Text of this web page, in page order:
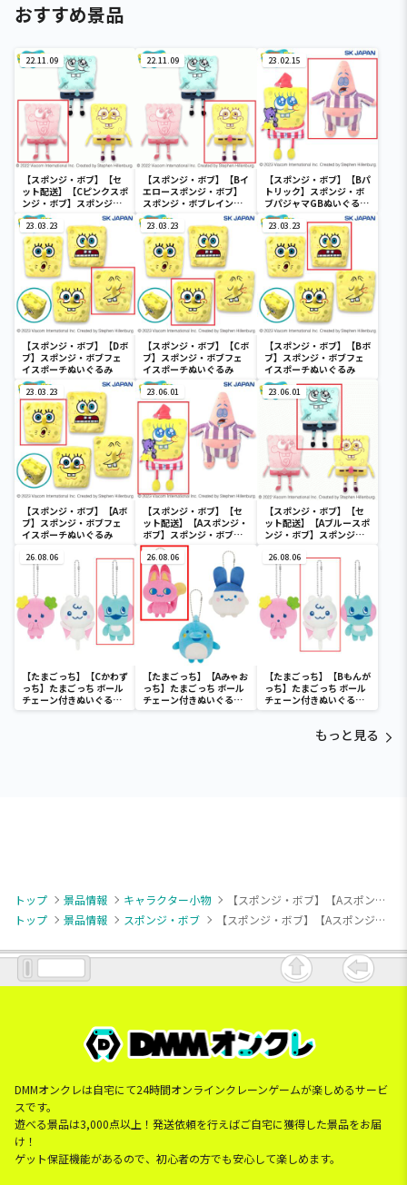
おすすめ景品
22.11.09
【スポンジ・ボブ】【セ
ット配送】【Cピンクスポ
ンジ・ボブ】スポンジ・
ボブレインボーGBぬいぐ
るみ
22.11.09
【スポンジ・ボブ】【Bイ
エロースポンジ・ボブ】
スポンジ・ボブレインボ
ーGBぬいぐるみ
23.02.15
【スポンジ・ボブ】【Bパ
トリック】スポンジ・ボ
ブパジャマGBぬいぐるみ
2
23.03.23
【スポンジ・ボブ】【Dボ
ブ】スポンジ・ボブフェ
イスポーチぬいぐるみ
23.03.23
【スポンジ・ボブ】【Cボ
ブ】スポンジ・ボブフェ
イスポーチぬいぐるみ
23.03.23
【スポンジ・ボブ】【Bボ
ブ】スポンジ・ボブフェ
イスポーチぬいぐるみ
23.03.23
【スポンジ・ボブ】【Aボ
ブ】スポンジ・ボブフェ
イスポーチぬいぐるみ
23.06.01
【スポンジ・ボブ】【セ
ット配送】【Aスポンジ・
ボブ】スポンジ・ボブパ
ジャマGBぬいぐるみ2
23.06.01
【スポンジ・ボブ】【セ
ット配送】【Aブルースポ
ンジ・ボブ】スポンジ・
るみ
26.08.06
【たまごっち】【Cかわず
っち】たまごっち ボール
チェーン付きぬいぐるみ
～Tamagotchi
26.08.06
【たまごっち】【Aみゃお
っち】たまごっち ボール
チェーン付きぬいぐるみ
～Tamagotchi
26.08.06
【たまごっち】【Bもんが
っち】たまごっち ボール
チェーン付きぬいぐるみ
～Tamagotchi
もっと見る
トップ 景品情報 キャラクター小物
【スポンジ・ボブ】【Aスポンジ・ボブ】スポンジ・ボブ ミルキーボア マスコット
トップ
景品情報 スポンジ・ボブ 【スポンジ・ボブ】【Aスポンジ・ボブ】スポンジ・ボブ ミルキーボア マスコット
DMMオンクレは自宅にて24時間オンラインクレーンゲームが楽しめるサービ
スです。
遊べる景品は3,000点以上！発送依頼を行えばご自宅に獲得した景品をお届
け！
ゲット保証機能があるので、初心者の方でも安心して楽しめます。